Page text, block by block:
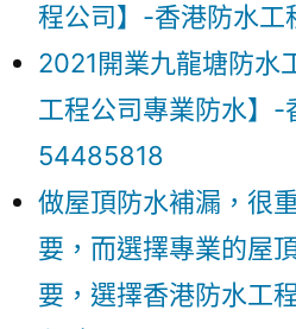
程公司】-香港防水
2021開業九龍塘防水
工程公司專業防水】-
54485818
做屋頂防水補漏，很
要，而選擇專業的屋
要，選擇香港防水工